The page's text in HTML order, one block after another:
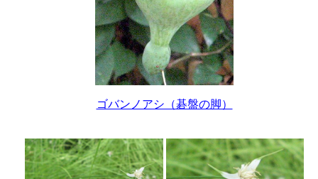
ゴバンノアシ（碁盤の脚）